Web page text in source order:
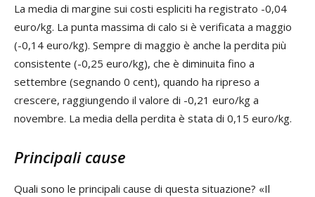
La media di margine sui costi espliciti ha registrato -0,04
euro/kg. La punta massima di calo si è verificata a maggio
(-0,14 euro/kg). Sempre di maggio è anche la perdita più
consistente (-0,25 euro/kg), che è diminuita fino a
settembre (segnando 0 cent), quando ha ripreso a
crescere, raggiungendo il valore di -0,21 euro/kg a
novembre. La media della perdita è stata di 0,15 euro/kg.
Principali cause
Quali sono le principali cause di questa situazione? «Il